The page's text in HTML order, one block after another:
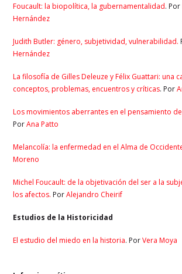
Foucault: la biopolítica, la gubernamentalidad. Por
Hernández
Judith Butler: género, subjetividad, vulnerabilidad.
Hernández
La filosofía de Gilles Deleuze y Félix Guattari: una
conceptos, problemas, encuentros y críticas. Por
Los movimientos aberrantes en el pensamiento
PorAna Patto
Melancolía: la enfermedad en el Alma de
Moreno
Michel Foucault: de la objetivación del ser a la
los afectos. PorAlejandro Cheirif
Estudios de la Historicidad
El estudio del miedo en la historia. PorVera Moya